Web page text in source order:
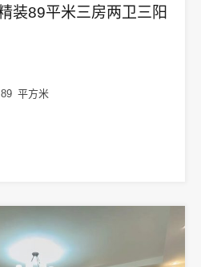
装89平米三房两卫三阳
89 平方米